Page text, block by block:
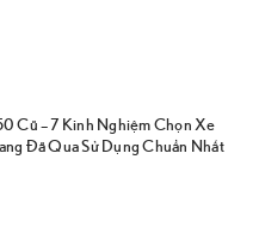
Cũ – 7 Kinh Nghiệm Chọn Xe
Đã Qua Sử Dụng Chuẩn Nhất